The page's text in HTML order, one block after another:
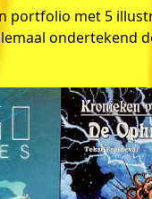
portfolio met 5
ondertekend